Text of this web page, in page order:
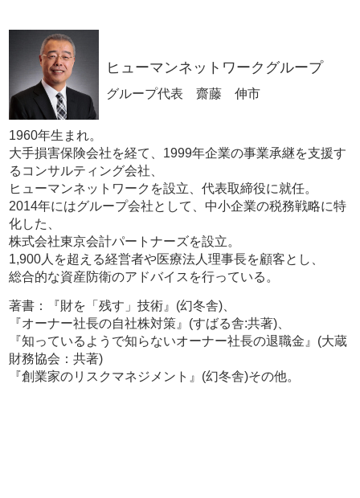
ヒューマンネットワークグループ
グループ代表 齋藤 伸市
1960年生まれ。
大手損害保険会社を経て、1999年企業の事業承継を支援す
るコンサルティング会社、
ヒューマンネットワークを設立、代表取締役に就任。
2014年にはグループ会社として、中小企業の税務戦略に特
化した、
株式会社東京会計パートナーズを設立。
1,900人を超える経営者や医療法人理事長を顧客とし、
総合的な資産防衛のアドバイスを行っている。
著書：『財を「残す」技術』(幻冬舎)、
『オーナー社長の自社株対策』(すばる舎:共著)、
『知っているようで知らないオーナー社長の退職金』(大蔵
財務協会：共著)
『創業家のリスクマネジメント』(幻冬舎)その他。